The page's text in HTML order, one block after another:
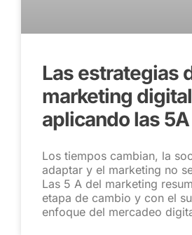
Las estrategias
marketing digital
aplicando las 5A
Los tiempos cambian, la
adaptar y el marketing no
Las 5 A del marketing
etapa de cambio y con el
enfoque del mercadeo